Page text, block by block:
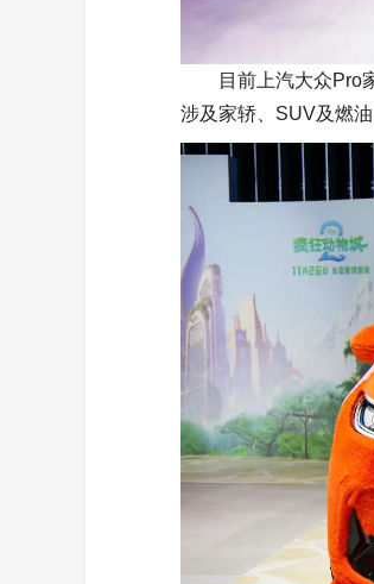
目前上汽大众Pro
涉及家轿、SUV及燃